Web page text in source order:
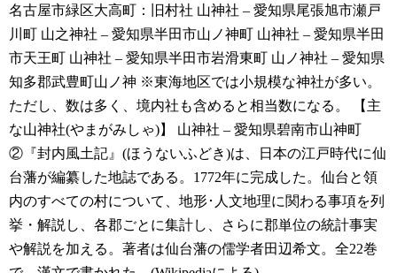
名古屋市緑区大高町：旧村社 山神社 – 愛知県尾張旭市瀬戸
川町 山之神社 – 愛知県半田市山ノ神町 山神社 – 愛知県半田
市天王町 山神社 – 愛知県半田市岩滑東町 山ノ神社 – 愛知県
知多郡武豊町山ノ神 ※東海地区では小規模な神社が多い。
ただし、数は多く、境内社も含めると相当数になる。
【主
な山神社(やまがみしゃ)】
山神社 – 愛知県碧南市山神町
②『封内風土記』(ほうないふどき)は、日本の江戸時代に仙
台藩が編纂した地誌である。1772年に完成した。仙台と領
内のすべての村について、地形･人文地理に関わる事項を列
挙・解説し、各郡ごとに集計し、さらに郡単位の統計事実
や解説を加える。著者は仙台藩の儒学者田辺希文。全22巻